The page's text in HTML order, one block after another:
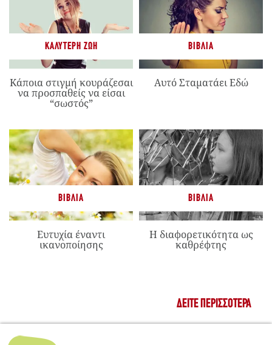
ΚΑΛΎΤΕΡΗ ΖΩΉ
Κάποια στιγμή κουράζεσαι
να προσπαθείς να είσαι
“σωστός”
ΒΙΒΛΊΑ
Αυτό Σταματάει Εδώ
ΒΙΒΛΊΑ
Ευτυχία έναντι
ικανοποίησης
ΒΙΒΛΊΑ
Η διαφορετικότητα ως
καθρέφτης
ΔΕΊΤΕ ΠΕΡΙΣΣΌΤΕΡΑ